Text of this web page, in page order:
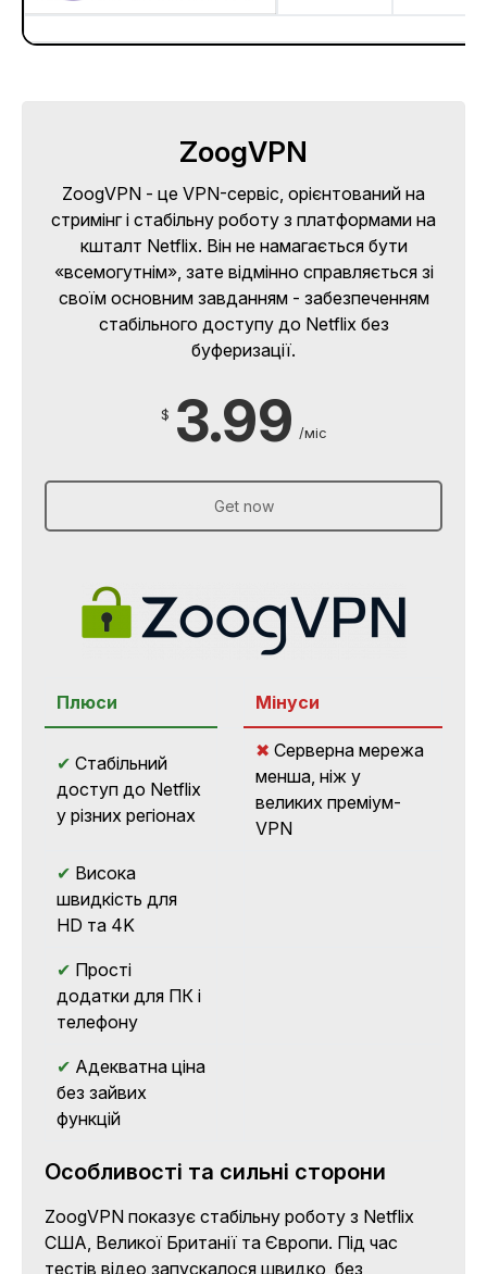
ZoogVPN
ZoogVPN - це VPN-сервіс, орієнтований на
стримінг і стабільну роботу з платформами на
кшталт Netflix. Він не намагається бути
«всемогутнім», зате відмінно справляється зі
своїм основним завданням - забезпеченням
стабільного доступу до Netflix без
буферизації.
$ 3.99 /міс
Get now
Плюси Мінуси
✔ Стабільний
доступ до Netflix
у різних регіонах
✖ Серверна мережа
менша, ніж у
великих преміум-
VPN
✔ Висока
швидкість для
HD та 4K
✔ Прості
додатки для ПК і
телефону
✔ Адекватна ціна
без зайвих
функцій
Особливості та сильні сторони
ZoogVPN показує стабільну роботу з Netflix
США, Великої Британії та Європи. Під час
тестів відео запускалося швидко, без